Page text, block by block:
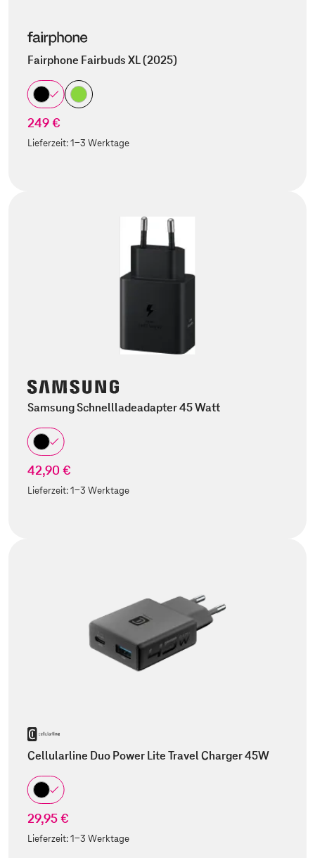
Fairphone Fairbuds XL (2025)
249 €
Lieferzeit:1-3 Werktage
Samsung Schnellladeadapter 45 Watt
42,90 €
Lieferzeit:1-3 Werktage
Cellularline Duo Power Lite Travel Charger 45W
29,95 €
Lieferzeit:1-3 Werktage